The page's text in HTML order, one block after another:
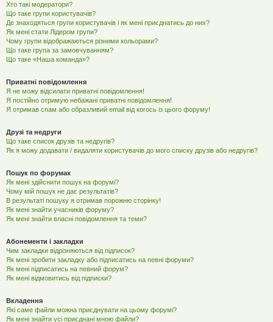
Хто такі модератори?
Що таке групи користувачів?
Де знаходяться групи користувачів і як мені приєднатись до них?
Як мені стати Лідером групи?
Чому групи відображаються різними кольорами?
Що таке група за замовчуванням?
Що таке «Наша команда»?
Приватні повідомлення
Я не можу відсилати приватні повідомлення!
Я постійно отримую небажані приватні повідомлення!
Я отримав спам або образливий email від когось із цього форуму!
Друзі та недруги
Що таке список друзів та недругів?
Як я можу додавати / видаляти користувачів до мого списку друзів або недругів?
Пошук по форумах
Як мені здійснити пошук на форумі?
Чому мій пошук не дає результатів?
В результаті пошуку я отримав порожню сторінку!
Як мені знайти учасників форуму?
Як мені знайти власні повідомлення та теми?
Абонементи і закладки
Чим закладки відрізняються від підписок?
Як мені зробити закладку або підписатись на певні форуми?
Як мені підписатись на певний форум?
Як мені відмовитись від підписки?
Вкладення
Які саме файли можна приєднувати на цьому форумі?
Як мені знайти усі приєднані мною файли?